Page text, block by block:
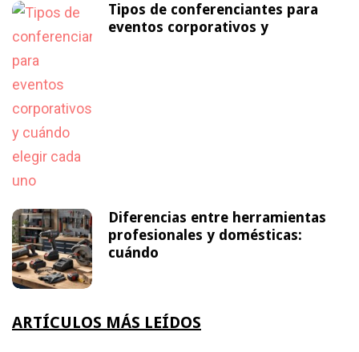
Tipos de conferenciantes para
eventos corporativos y
Diferencias entre herramientas
profesionales y domésticas:
cuándo
ARTÍCULOS MÁS LEÍDOS